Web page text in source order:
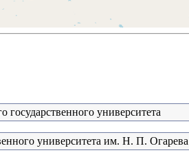
университета
университета им. Н. П. Огарева